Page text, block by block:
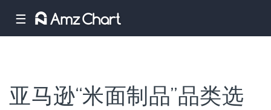
☰
亚马逊“米面制品”品类选